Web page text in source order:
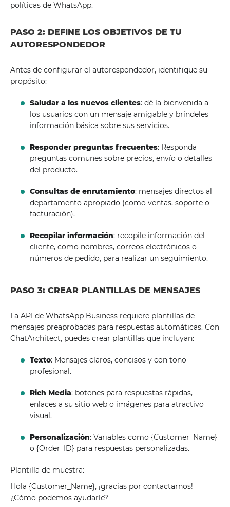
políticas de WhatsApp.
PASO 2: DEFINE LOS OBJETIVOS DE TU
AUTORESPONDEDOR
Antes de configurar el autorespondedor, identifique su
propósito:
Saludar a los nuevos clientes: dé la bienvenida a
los usuarios con un mensaje amigable y bríndeles
información básica sobre sus servicios.
Responder preguntas frecuentes: Responda
preguntas comunes sobre precios, envío o detalles
del producto.
Consultas de enrutamiento: mensajes directos al
departamento apropiado (como ventas, soporte o
facturación).
Recopilar información: recopile información del
cliente, como nombres, correos electrónicos o
números de pedido, para realizar un seguimiento.
PASO 3: CREAR PLANTILLAS DE MENSAJES
La API de WhatsApp Business requiere plantillas de
mensajes preaprobadas para respuestas automáticas. Con
ChatArchitect, puedes crear plantillas que incluyan:
Texto: Mensajes claros, concisos y con tono
profesional.
Rich Media: botones para respuestas rápidas,
enlaces a su sitio web o imágenes para atractivo
visual.
Personalización: Variables como {Customer_Name}
o {Order_ID} para respuestas personalizadas.
Plantilla de muestra:
Hola {Customer_Name}, ¡gracias por contactarnos!
¿Cómo podemos ayudarle?